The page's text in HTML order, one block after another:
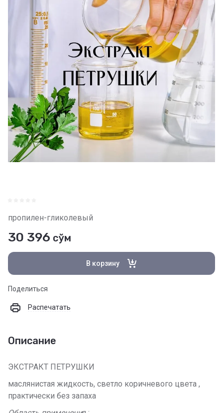
пропилен-гликолевый
30 396 сўм
В корзину
Поделиться
Распечатать
Описание
ЭКСТРАКТ ПЕТРУШКИ
маслянистая жидкость, светло коричневого цвета ,
практически без запаха